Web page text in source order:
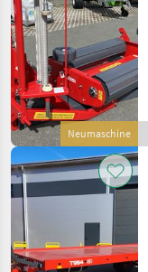
Neumaschine